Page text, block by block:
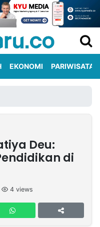
EKONOMI PARIWISATA
Deu:
di
4 views